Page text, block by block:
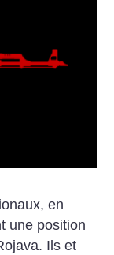
en
une position
Ils et